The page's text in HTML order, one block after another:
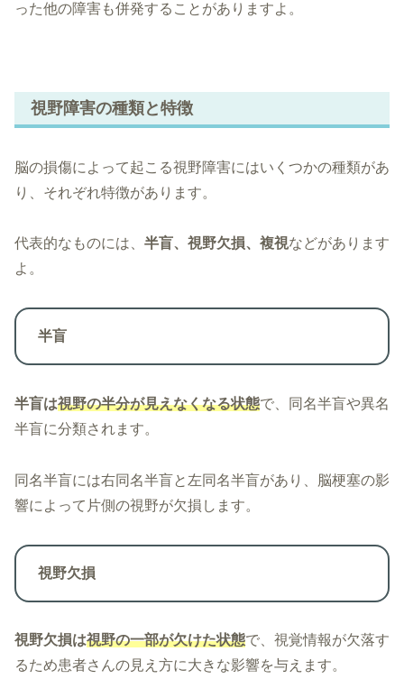
った他の障害も併発することがありますよ。
視野障害の種類と特徴
脳の損傷によって起こる視野障害にはいくつかの種類があ
り、それぞれ特徴があります。
代表的なものには、 半盲、視野欠損、複視などがあります
よ。
半盲
半盲は視野の半分が見えなくなる状態で、同名半盲や異名
半盲に分類されます。
同名半盲には右同名半盲と左同名半盲があり、脳梗塞の影
響によって片側の視野が欠損します。
視野欠損
視野欠損は視野の一部が欠けた状態で、視覚情報が欠落す
るため患者さんの見え方に大きな影響を与えます。